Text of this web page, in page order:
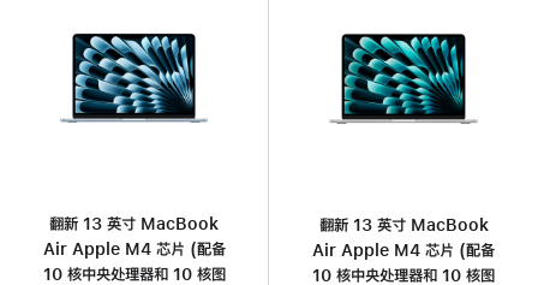
翻新 13 英寸 MacBook
Air Apple M4 芯片 (配备
10 核中央处理器和 10 核图
翻新 13 英寸 MacBook
Air Apple M4 芯片 (配备
10 核中央处理器和 10 核图